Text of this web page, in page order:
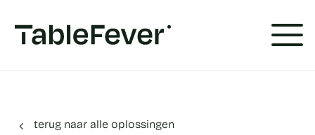
terug naar alle oplossingen